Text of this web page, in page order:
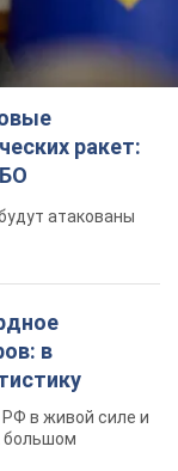
в
в живой силе и
подходы":
бизнесу
поддержку